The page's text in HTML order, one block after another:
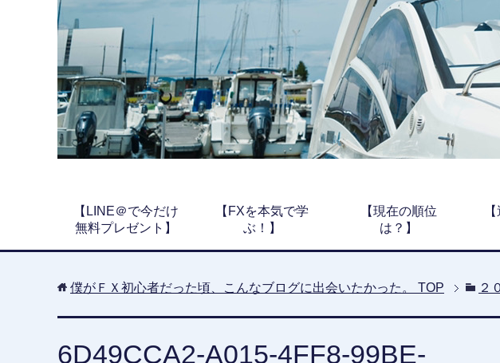
【LINE＠で今だけ
無料プレゼント】
【FXを本気で学
ぶ！】
【現在の順位
は？】
僕がＦＸ初心者だった頃、こんなブログに出会いたかった。 TOP ２
6D49CCA2-A015-4FF8-99BE-